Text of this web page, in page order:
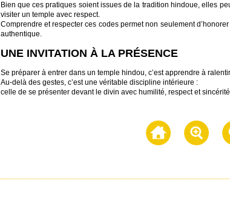
Bien que ces pratiques soient issues de la tradition hindoue, elles
visiter un temple avec respect.
Comprendre et respecter ces codes permet non seulement
authentique.
UNE INVITATION À LA PRÉSENCE
Se préparer à entrer dans un temple hindou, c’est apprendre à
Au-delà des gestes, c’est une véritable discipline intérieure :
celle de se présenter devant le divin avec humilité, respect et